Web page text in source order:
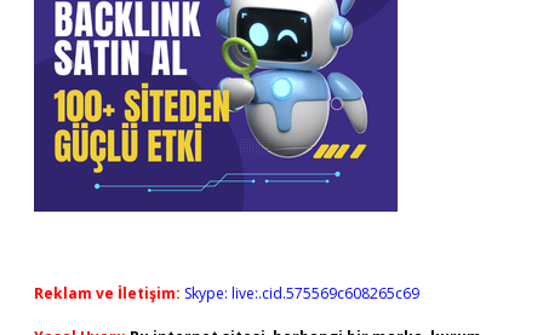
Reklam ve İletişim: Skype: live:.cid.575569c608265c69